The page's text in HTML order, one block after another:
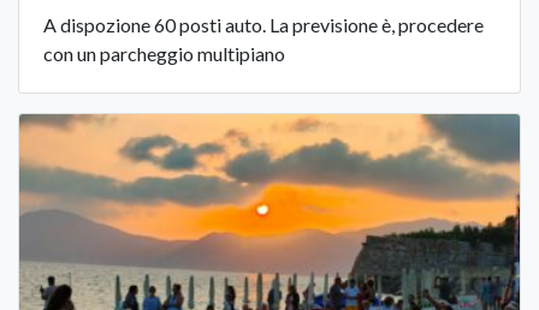
A dispozione 60 posti auto. La previsione è, procedere
con un parcheggio multipiano